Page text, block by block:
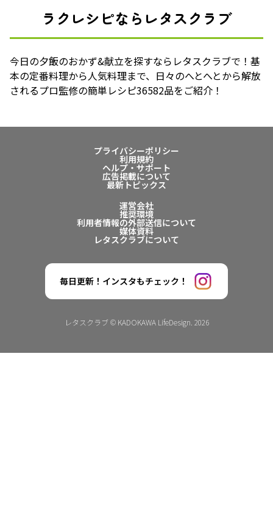
ラクレシピならレタスクラブ
今日の夕飯のおかず&献立を探すならレタスクラブで！基
本の定番料理から人気料理まで、日々のへとへとから解放
されるプロ監修の簡単レシピ36582品をご紹介！
プライバシーポリシー
利用規約
ヘルプ・サポート
広告掲載について
最新トピックス
運営会社
推奨環境
利用者情報の外部送信について
媒体資料
レタスクラブについて
毎日更新！インスタもチェック！
レタスクラブ © KADOKAWA LifeDesign. 2026